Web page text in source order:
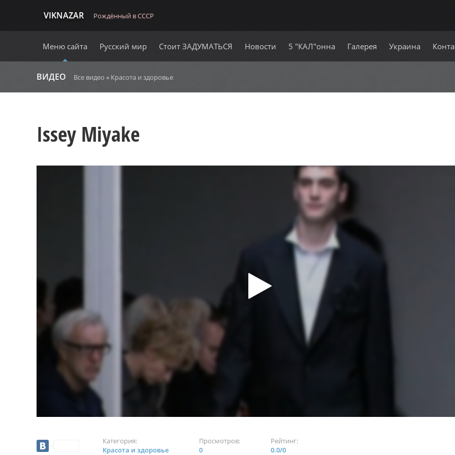
VIKNAZAR Рождённый в СССР
Меню сайта Русский мир Стоит ЗАДУМАТЬСЯ Новости 5 "КАЛ"онна Галерея Украина
ВИДЕО Все видео » Красота и здоровье
Issey Miyake
Категория:
Красота и здоровье
Просмотров:
0
Рейтинг:
0.0/0